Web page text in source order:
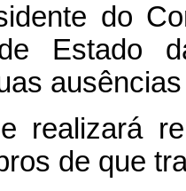
do
Estado
realizará
de que